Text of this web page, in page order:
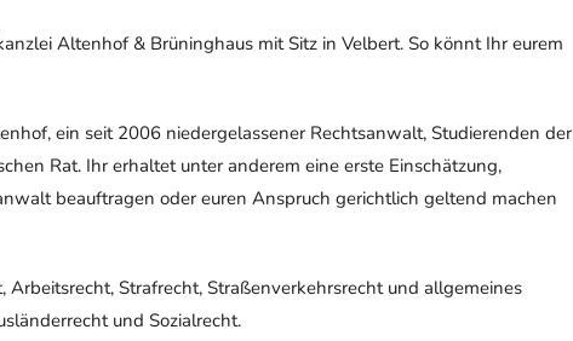
Altenhof & Brüninghaus mit Sitz in Velbert. So könnt Ihr eurem
ein seit 2006 niedergelassener Rechtsanwalt, Studierenden der
Rat. Ihr erhaltet unter anderem eine erste Einschätzung,
beauftragen oder euren Anspruch gerichtlich geltend machen
Strafrecht, Straßenverkehrsrecht und allgemeines
und Sozialrecht.